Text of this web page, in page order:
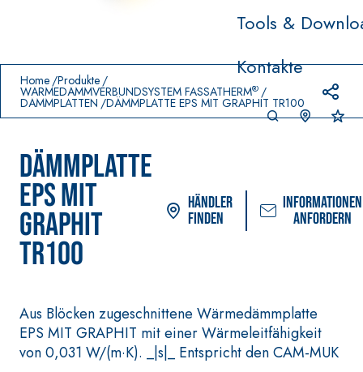
Tools &
Kontakte
Home Produkte
WÄRMEDÄMMVERBUNDSYSTEM FASSATHERM®
DÄMMPLATTEN DÄMMPLATTE EPS MIT GRAPHIT TR100
DÄMMPLATTE
EPS MIT
GRAPHIT
TR100
Händler
finden
Informationen
anfordern
Aus Blöcken zugeschnittene Wärmedämmplatte
EPS MIT GRAPHIT mit einer Wärmeleitfähigkeit
von 0,031 W/(m·K). _|s|_ Entspricht den CAM-MUK
Prodotti in primo piano
UND WANDBELÄGE
AQU
AZIP ®
–
WASSERUNDURCHLÄSSIGE
DICHTSTOFFE SICURA G3